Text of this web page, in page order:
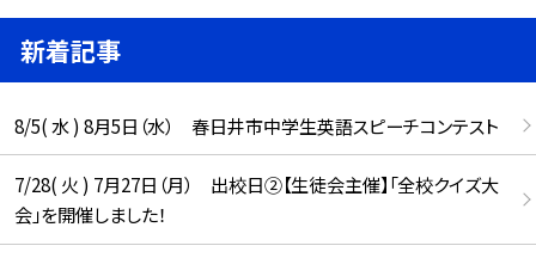
新着記事
8/5( 水 ) 8月5日（水） 春日井市中学生英語スピーチコンテスト
7/28( 火 ) 7月27日（月） 出校日②【生徒会主催】「全校クイズ大
会」を開催しました！